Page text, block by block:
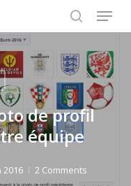
search
Menu
de profil
équipe
2016 2 Comments
Menu